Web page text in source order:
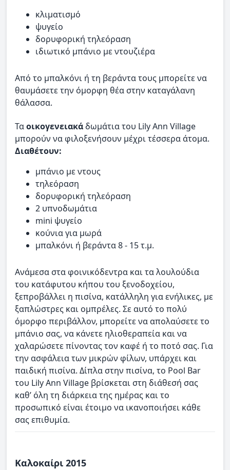
κλιματισμό
ψυγείο
δορυφορική τηλεόραση
ιδιωτικό μπάνιο με ντουζιέρα
Από το μπαλκόνι ή τη βεράντα τους μπορείτε να
θαυμάσετε την όμορφη θέα στην καταγάλανη
θάλασσα.
Ταοικογενειακάδωμάτια του Lily Ann Village
μπορούν να φιλοξενήσουν μέχρι τέσσερα άτομα.
Διαθέτουν:
μπάνιο με ντους
τηλεόραση
δορυφορική τηλεόραση
2 υπνοδωμάτια
mini ψυγείο
κούνια για μωρά
μπαλκόνι ή βεράντα 8 - 15 τ.μ.
Ανάμεσα στα φοινικόδεντρα και τα λουλούδια
του κατάφυτου κήπου του ξενοδοχείου,
ξεπροβάλλει η πισίνα, κατάλληλη για ενήλικες, με
ξαπλώστρες και ομπρέλες. Σε αυτό το πολύ
όμορφο περιβάλλον, μπορείτε να απολαύσετε το
μπάνιο σας, να κάνετε ηλιοθεραπεία και να
χαλαρώσετε πίνοντας τον καφέ ή το ποτό σας. Για
την ασφάλεια των μικρών φίλων, υπάρχει και
παιδική πισίνα. Δίπλα στην πισίνα, το Pool Bar
του Lily Ann Village βρίσκεται στη διάθεσή σας
καθ’ όλη τη διάρκεια της ημέρας και το
προσωπικό είναι έτοιμο να ικανοποιήσει κάθε
σας επιθυμία.
Καλοκαίρι 2015